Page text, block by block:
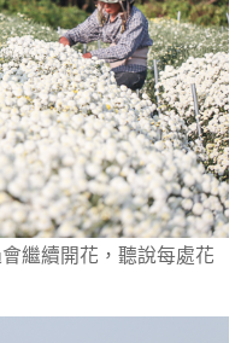
繼續開花，聽說每處花